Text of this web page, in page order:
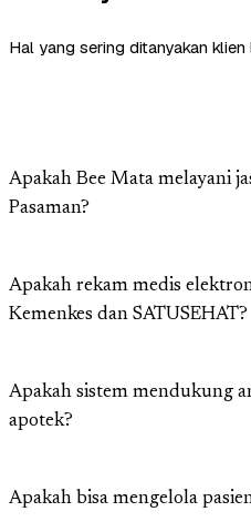
Hal yang sering ditanyakan klien
Apakah Bee Mata melayani
Pasaman?
Apakah rekam medis
Kemenkes dan SATUSEHAT?
Apakah sistem mendukung
apotek?
Apakah bisa mengelola